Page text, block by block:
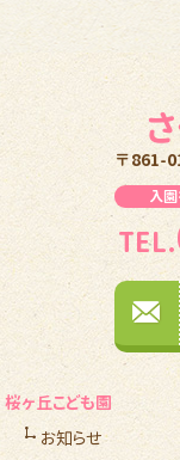
〒861-
入
TEL.
桜ヶ丘こども園
お知らせ